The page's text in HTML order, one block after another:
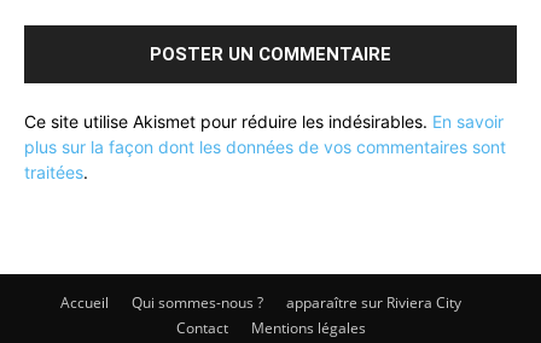
Ce site utilise Akismet pour réduire les indésirables. En savoir
plus sur la façon dont les données de vos commentaires sont
traitées.
Accueil Qui sommes-nous ?
apparaître sur Riviera City
Contact
Mentions légales